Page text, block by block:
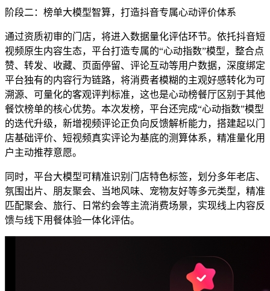
阶段二：榜单大模型智算，打造抖音专属心动评价体系
通过资质初审的门店，将进入数据量化评估环节。依托抖音短
视频原生内容生态，平台打造专属的“心动指数”模型，整合点
赞、转发、收藏、页面停留、评论互动等用户数据，深度绑定
平台独有的内容行为链路，将消费者模糊的主观好感转化为可
溯源、可量化的客观评判标准，这也是心动榜餐厅区别于其他
餐饮榜单的核心优势。本次发榜，平台还完成“心动指数”模型
的迭代升级，新增视频评论正负向反馈解析能力，搭建起以门
店基础评价、短视频真实评论为基底的测算体系，精准量化用
户主动推荐意愿。
同时，平台大模型可精准识别门店特色标签，划分多年老店、
氛围出片、朋友聚会、当地风味、宠物友好等多元类型，精准
匹配聚会、旅行、日常约会等主流消费场景，实现线上内容反
馈与线下用餐体验一体化评估。